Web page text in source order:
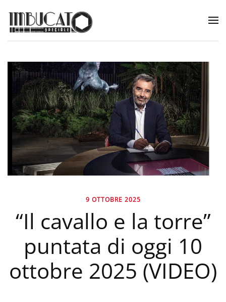
9 OTTOBRE 2025
“Il cavallo e la torre”
puntata di oggi 10
ottobre 2025 (VIDEO)